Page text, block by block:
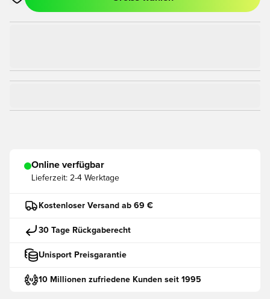
Öffnet ein Fenster zum Anmelden oder Registrieren als
Online verfügbar
Lieferzeit: 2-4 Werktage
Kostenloser Versand ab 69 €
30 Tage Rückgaberecht
Unisport Preisgarantie
10 Millionen zufriedene Kunden seit 1995